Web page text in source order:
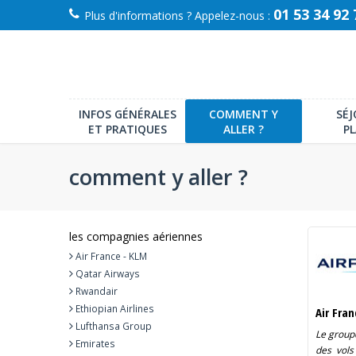
Plus d'informations ? Appelez-nous : 01 53 34 92
INFOS GÉNÉRALES
ET PRATIQUES
COMMENT Y
ALLER ?
comment y aller ?
les compagnies aériennes
Air France - KLM
Qatar Airways
Rwandair
Ethiopian Airlines
Lufthansa Group
Emirates
Air
Le
des